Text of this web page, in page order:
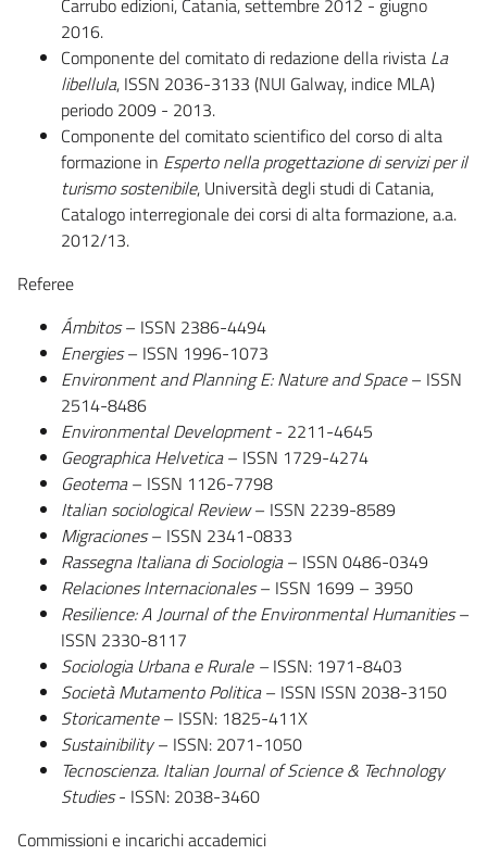
2016.
Componente del comitato di redazione della rivista La
libellula, ISSN 2036-3133 (NUI Galway, indice MLA)
periodo 2009 - 2013.
Componente del comitato scientifico del corso di alta
formazione in Esperto nella progettazione di servizi per il
turismo sostenibile, Università degli studi di Catania,
Catalogo interregionale dei corsi di alta formazione, a.a.
2012/13.
Referee
Ámbitos– ISSN 2386-4494
Energies– ISSN 1996-1073
Environment and Planning E:Nature and Space– ISSN
2514-8486
Environmental Development- 2211-4645
Geographica Helvetica– ISSN 1729-4274
Geotema– ISSN 1126-7798
Italian sociological Review– ISSN 2239-8589
Migraciones– ISSN 2341-0833
Rassegna Italiana diSociologia– ISSN 0486-0349
Relaciones Internacionales– ISSN 1699 – 3950
Resilience: A Journal of the Environmental Humanities–
ISSN 2330-8117
Sociologia Urbana e Rurale – ISSN: 1971-8403
Società Mutamento Politica– ISSN ISSN 2038-3150
Storicamente– ISSN: 1825-411X
Sustainibility– ISSN: 2071-1050
Tecnoscienza. Italian Journal of Science & Technology
Studies- ISSN: 2038-3460
Commissioni e incarichi accademici